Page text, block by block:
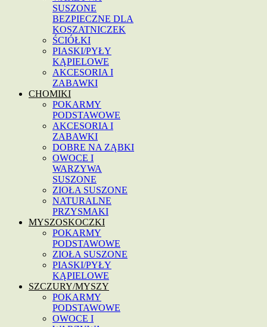
SUSZONE
BEZPIECZNE DLA
KOSZATNICZEK
ŚCIÓŁKI
PIASKI/PYŁY
KĄPIELOWE
AKCESORIA I
ZABAWKI
CHOMIKI
POKARMY
PODSTAWOWE
AKCESORIA I
ZABAWKI
DOBRE NA ZĄBKI
OWOCE I
WARZYWA
SUSZONE
ZIOŁA SUSZONE
NATURALNE
PRZYSMAKI
MYSZOSKOCZKI
POKARMY
PODSTAWOWE
ZIOŁA SUSZONE
PIASKI/PYŁY
KĄPIELOWE
SZCZURY/MYSZY
POKARMY
PODSTAWOWE
OWOCE I